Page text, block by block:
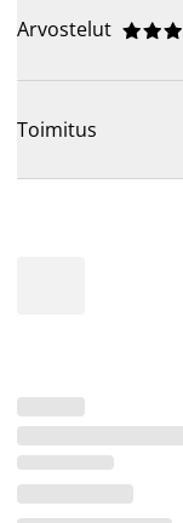
Arvostelut 



Toimitus